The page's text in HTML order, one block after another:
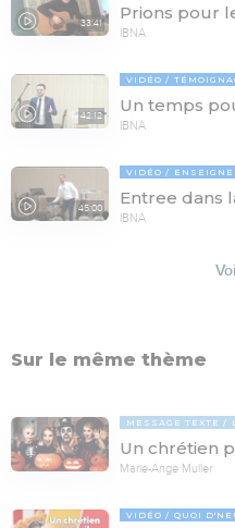
33:41
Prions pour
IBNA
42:12
VIDÉO
Un temps
IBNA
45:00
VIDÉO
Entree dans
IBNA
Sur le même thème
MESSAGE TEXTE
Un chrétien
Marie-Ange Muller
VIDÉO QUOI